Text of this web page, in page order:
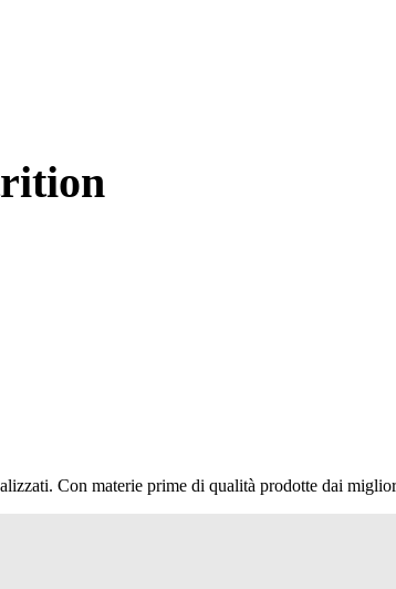
Con materie prime di qualità prodotte dai